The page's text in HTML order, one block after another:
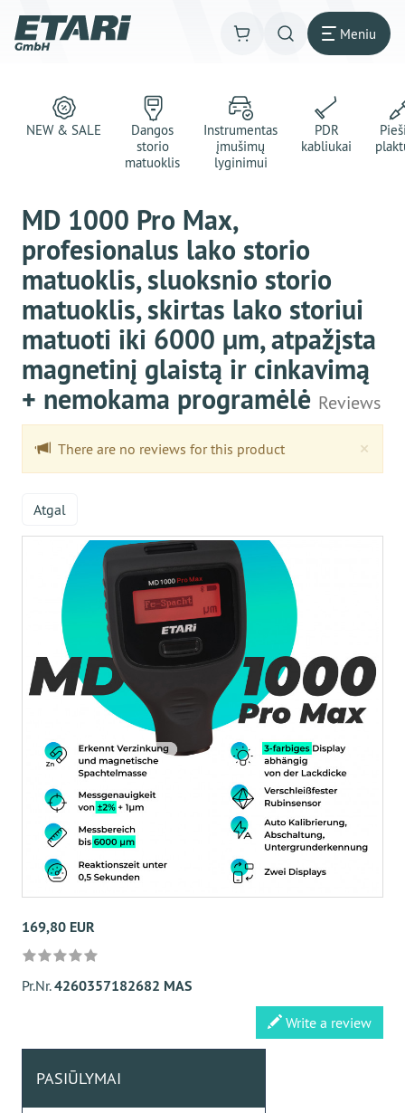
Meniu
NEW & SALE
Dangos
storio
matuoklis
Instrumentas
įmušimų
lyginimui
PDR
kabliukai
MD 1000 Pro Max,
profesionalus lako storio
matuoklis, sluoksnio storio
matuoklis, skirtas lako storiui
matuoti iki 6000 μm, atpažįsta
magnetinį glaistą ir cinkavimą
+ nemokama programėlė Reviews
×
There are no reviews for this product
Atgal
169,80 EUR
Pr.Nr.4260357182682 MAS
Write a review
PASIŪLYMAI